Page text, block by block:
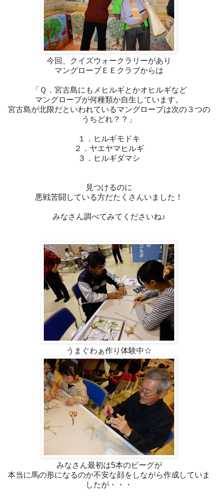
今回、クイズウォークラリーがあり
マングローブＥＥクラブからは
「Ｑ．宮古島にもメヒルギとかオヒルギなど
マングローブが何種類か自生しています。
宮古島が北限だといわれているマングローブは次の３つの
うちどれ？？」
１．ヒルギモドキ
２．ヤエヤマヒルギ
３．ヒルギダマシ
見つけるのに
悪戦苦闘している方だたくさんいました！
みなさん調べてみてくださいね♪
うまぐわぁ作り体験中☆
みなさん最初は5本のビーグが
本当に馬の形になるのか不安な顔をしながら作成していま
したが・・・